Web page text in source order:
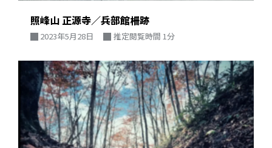
照峰山 正源寺／兵部館柵跡
2023年5月28日 推定閲覧時間 1分